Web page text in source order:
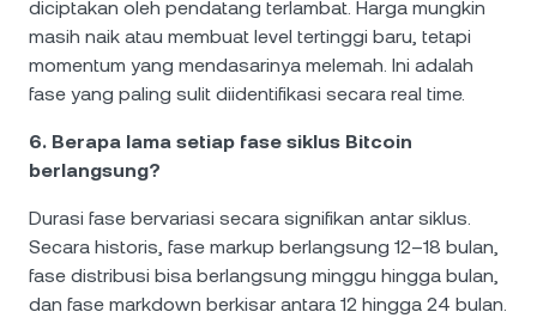
diciptakan oleh pendatang terlambat. Harga mungkin
masih naik atau membuat level tertinggi baru, tetapi
momentum yang mendasarinya melemah. Ini adalah
fase yang paling sulit diidentifikasi secara real time.
6. Berapa lama setiap fase siklus Bitcoin
berlangsung?
Durasi fase bervariasi secara signifikan antar siklus.
Secara historis, fase markup berlangsung 12–18 bulan,
fase distribusi bisa berlangsung minggu hingga bulan,
dan fase markdown berkisar antara 12 hingga 24 bulan.